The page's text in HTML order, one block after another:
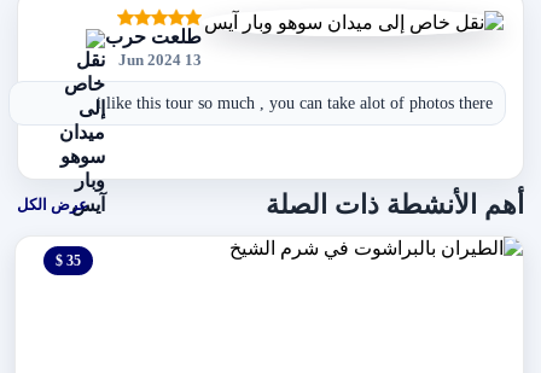
طلعت حرب
13 Jun 2024
i like this tour so much , you can take alot of photos there
أهم الأنشطة ذات الصلة عرض الكل
35 $